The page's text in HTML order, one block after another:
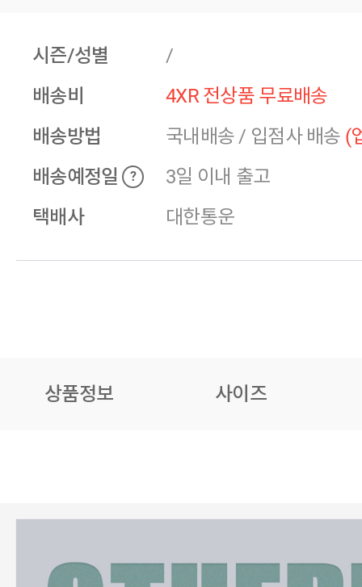
시즌/성별
/
배송비
4XR 전상품 무료배송
배송방법
국내배송 / 입점사 배송 (
배송예정일
?
3일 이내 출고
택배사
대한통운
상품정보 사이즈